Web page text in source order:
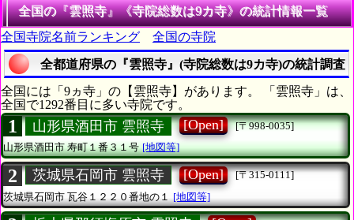
全国の『雲照寺』《寺院総数は9カ寺》の統計情報一覧
全国寺院名前ランキング
全国の寺院
全都道府県の『雲照寺』(寺院総数は9カ寺)の統計調査
全国には「9ヵ寺」の【雲照寺】があります。 「雲照寺」は、
全国で1292番目に多い寺院です。
1 山形県酒田市 雲照寺 [Open]
[〒998-0035]
山形県酒田市寿町１番３１号 [地図等]
2 茨城県石岡市 雲照寺 [Open]
[〒315-0111]
茨城県石岡市 瓦谷１２２０番地の１ [地図等]